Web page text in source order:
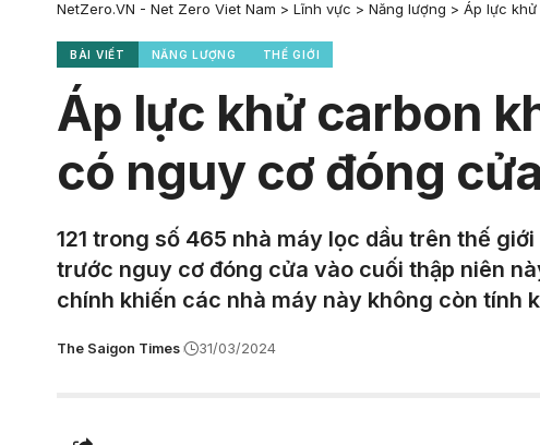
NetZero.VN - Net Zero Viet Nam > Lĩnh vực > Năng lượng > Áp lực
BÀI VIẾT NĂNG LƯỢNG THẾ GIỚI
Áp lực khử carbon
có nguy cơ đóng cửa
121 trong số 465 nhà máy lọc dầu trên thế
trước nguy cơ đóng cửa vào cuối thập niên
chính khiến các nhà máy này không còn tính
The Saigon Times 31/03/2024